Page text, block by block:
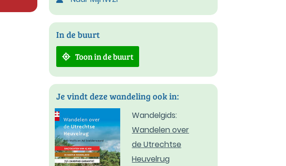
In de buurt
Toon in de buurt
Je vindt deze wandeling ook in:
Wandelgids:
Wandelen over
de Utrechtse
Heuvelrug